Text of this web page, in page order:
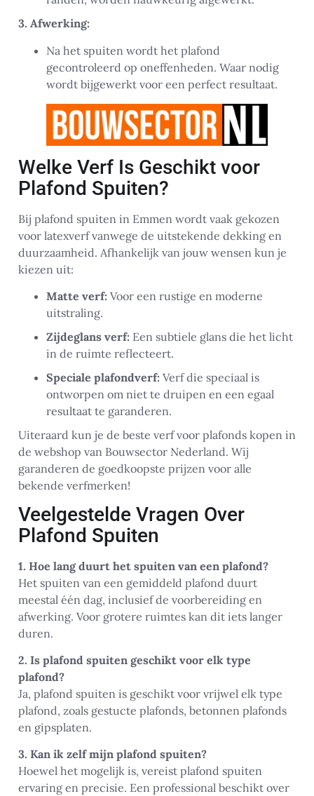
3. Afwerking:
Na het spuiten wordt het plafond
gecontroleerd op oneffenheden. Waar nodig
wordt bijgewerkt voor een perfect resultaat.
Welke Verf Is Geschikt voor
Plafond Spuiten?
Bij plafond spuiten in Emmen wordt vaak gekozen
voor latexverf vanwege de uitstekende dekking en
duurzaamheid. Afhankelijk van jouw wensen kun je
kiezen uit:
Matte verf: Voor een rustige en moderne
uitstraling.
Zijdeglans verf: Een subtiele glans die het licht
in de ruimte reflecteert.
Speciale plafondverf: Verf die speciaal is
ontworpen om niet te druipen en een egaal
resultaat te garanderen.
Uiteraard kun je de beste verf voor plafonds kopen in
de webshop van Bouwsector Nederland. Wij
garanderen de goedkoopste prijzen voor alle
bekende verfmerken!
Veelgestelde Vragen Over
Plafond Spuiten
1. Hoe lang duurt het spuiten van een plafond?
Het spuiten van een gemiddeld plafond duurt
meestal één dag, inclusief de voorbereiding en
afwerking. Voor grotere ruimtes kan dit iets langer
duren.
2. Is plafond spuiten geschikt voor elk type
plafond?
Ja, plafond spuiten is geschikt voor vrijwel elk type
plafond, zoals gestucte plafonds, betonnen plafonds
en gipsplaten.
3. Kan ik zelf mijn plafond spuiten?
Hoewel het mogelijk is, vereist plafond spuiten
ervaring en precisie. Een professional beschikt over